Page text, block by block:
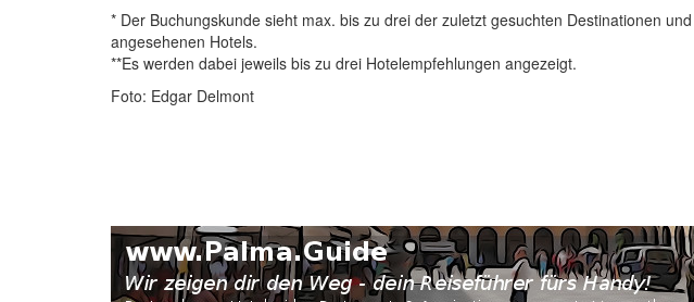
* Der Buchungskunde sieht max. bis zu drei der zuletzt gesuchten Destinationen
angesehenen Hotels.
**Es werden dabei jeweils bis zu drei Hotelempfehlungen angezeigt.
Foto: Edgar Delmont